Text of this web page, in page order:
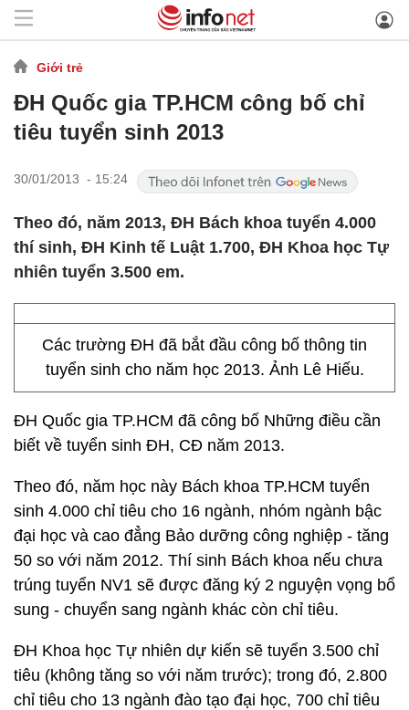
Giới trẻ
ĐH Quốc gia TP.HCM công bố chỉ
tiêu tuyển sinh 2013
30/01/2013 - 15:24
Theo đó, năm 2013, ĐH Bách khoa tuyển 4.000
thí sinh, ĐH Kinh tế Luật 1.700, ĐH Khoa học Tự
nhiên tuyển 3.500 em.
Các trường ĐH đã bắt đầu công bố thông tin
tuyển sinh cho năm học 2013. Ảnh Lê Hiếu.
ĐH Quốc gia TP.HCM đã công bố Những điều cần
biết về tuyển sinh ĐH, CĐ năm 2013.
Theo đó, năm học này Bách khoa TP.HCM tuyển
sinh 4.000 chỉ tiêu cho 16 ngành, nhóm ngành bậc
đại học và cao đẳng Bảo dưỡng công nghiệp - tăng
50 so với năm 2012. Thí sinh Bách khoa nếu chưa
trúng tuyển NV1 sẽ được đăng ký 2 nguyện vọng bổ
sung - chuyển sang ngành khác còn chỉ tiêu.
ĐH Khoa học Tự nhiên dự kiến sẽ tuyển 3.500 chỉ
tiêu (không tăng so với năm trước); trong đó, 2.800
chỉ tiêu cho 13 ngành đào tạo đại học, 700 chỉ tiêu